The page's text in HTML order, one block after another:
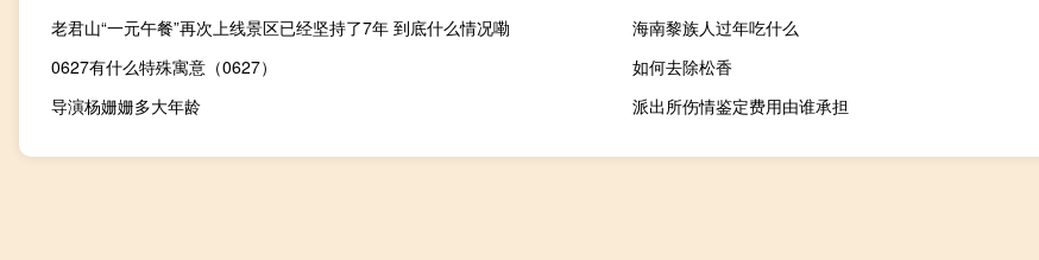
老君山“一元午餐”再次上线景区已经坚持了7年 到底什么情况嘞
海南黎族人过年吃什么
0627有什么特殊寓意（0627）
如何去除松香
导演杨姗姗多大年龄
派出所伤情鉴定费用由谁承担